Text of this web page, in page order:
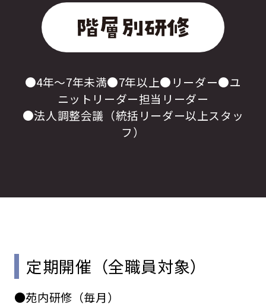
●4年〜7年未満●7年以上●リーダー●ユ
ニットリーダー担当リーダー
●法人調整会議（統括リーダー以上スタッ
フ）
定期開催（全職員対象）
●苑内研修（毎月）